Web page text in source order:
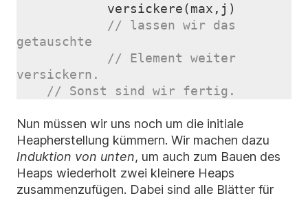
versickere(max , j )
// lassen wir das
// Element weiter
// Sonst sind wir fertig.
Nun müssen wir uns noch um die initiale
Heapherstellung kümmern. Wir machen dazu
Induktion von unten, um auch zum Bauen des
Heaps wiederholt zwei kleinere Heaps
zusammenzufügen. Dabei sind alle Blätter für